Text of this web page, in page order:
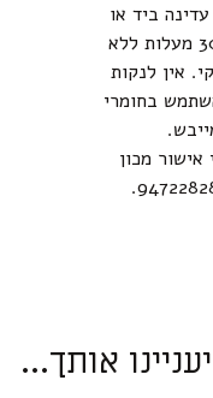
ביד או
במכונה, בטמפ’ מירבית של 30 מעלות ללא
אין לנקות
בחומרי
מגיל 0 לפי אישור מכון
אותך...